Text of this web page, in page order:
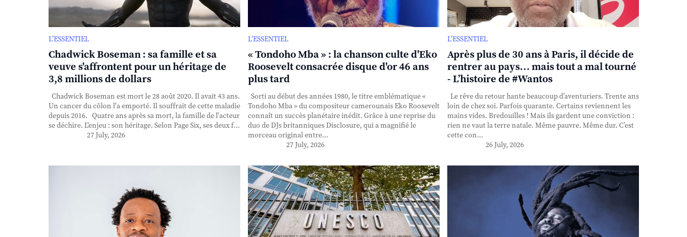
L’ESSENTIEL
Chadwick Boseman : sa famille et sa
veuve s'affrontent pour un héritage de
3,8 millions de dollars
Chadwick Boseman est mort le 28 août 2020. Il avait 43 ans.
Un cancer du côlon l'a emporté. Il souffrait de cette maladie
depuis 2016. Quatre ans après sa mort, la famille de l'acteur
se déchire. L'enjeu : son héritage. Selon Page Six, ses deux f...
27 July, 2026
L’ESSENTIEL
« Tondoho Mba » : la chanson culte d'Eko
Roosevelt consacrée disque d'or 46 ans
plus tard
Sorti au début des années 1980, le titre emblématique «
Tondoho Mba » du compositeur camerounais Eko Roosevelt
connaît un succès planétaire inédit. Grâce à une reprise du
duo de DJs britanniques Disclosure, qui a magnifié le
morceau original entre...
27 July, 2026
L’ESSENTIEL
Après plus de 30 ans à Paris, il décide de
rentrer au pays… mais tout a mal tourné
- L’histoire de #Wantos
Le rêve du retour hante beaucoup d’aventuriers. Trente ans
loin de chez soi. Parfois quarante. Certains reviennent les
mains vides. Bredouilles ! Mais ils gardent une conviction :
rien ne vaut la terre natale. Même pauvre. Même dur. C’est
cette con...
26 July, 2026